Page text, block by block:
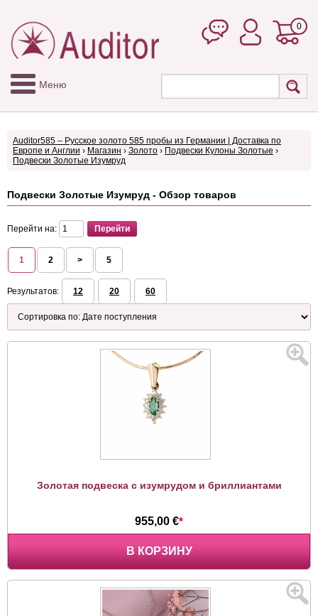
0
Меню
Auditor585 – Русское золото 585 пробы из Германии | Доставка по
Европе и Англии › Магазин › Золото › Подвески Кулоны Золотые ›
Подвески Золотые Изумруд
Подвески Золотые Изумруд - Обзор товаров
Перейти на:
1 2 > 5
Результатов: 12 20 60
Золотая подвеска с изумрудом и бриллиантами
955,00 €*
В КОРЗИНУ